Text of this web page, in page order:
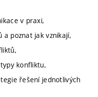
v praxi,
poznat jak vznikají,
konfliktu,
řešení jednotlivých